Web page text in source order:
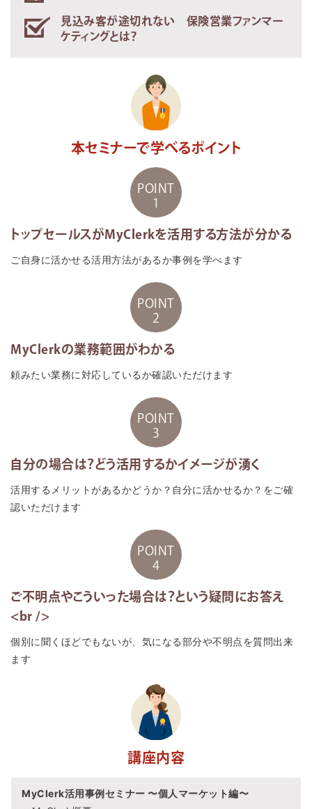
見込み客が途切れない 保険営業ファンマー
ケティングとは？
本セミナーで学べるポイント
POINT
1
トップセールスがMyClerkを活用する方法が分かる
ご自身に活かせる活用方法があるか事例を学べます
POINT
2
MyClerkの業務範囲がわかる
頼みたい業務に対応しているか確認いただけます
POINT
3
自分の場合は？どう活用するかイメージが湧く
活用するメリットがあるかどうか？自分に活かせるか？をご確
認いただけます
POINT
4
ご不明点やこういった場合は？という疑問にお答え
<br />
個別に聞くほどでもないが、気になる部分や不明点を質問出来
ます
講座内容
MyClerk活用事例セミナー 〜個人マーケット編〜